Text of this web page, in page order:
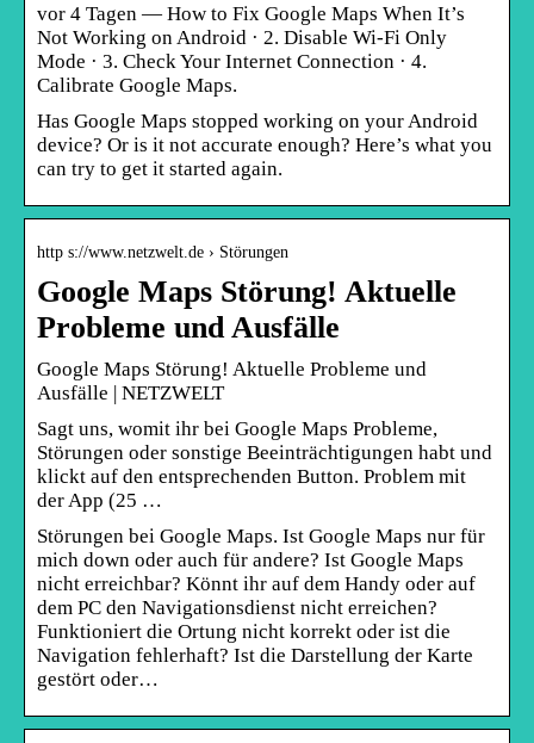
vor 4 Tagen — How to Fix Google Maps When It’s
Not Working on Android · 2. Disable Wi-Fi Only
Mode · 3. Check Your Internet Connection · 4.
Calibrate Google Maps.
Has Google Maps stopped working on your Android
device? Or is it not accurate enough? Here’s what you
can try to get it started again.
http s://www.netzwelt.de › Störungen
Google Maps Störung! Aktuelle
Probleme und Ausfälle
Google Maps Störung! Aktuelle Probleme und
Ausfälle | NETZWELT
Sagt uns, womit ihr bei Google Maps Probleme,
Störungen oder sonstige Beeinträchtigungen habt und
klickt auf den entsprechenden Button. Problem mit
der App (25 …
Störungen bei Google Maps. Ist Google Maps nur für
mich down oder auch für andere? Ist Google Maps
nicht erreichbar? Könnt ihr auf dem Handy oder auf
dem PC den Navigationsdienst nicht erreichen?
Funktioniert die Ortung nicht korrekt oder ist die
Navigation fehlerhaft? Ist die Darstellung der Karte
gestört oder…